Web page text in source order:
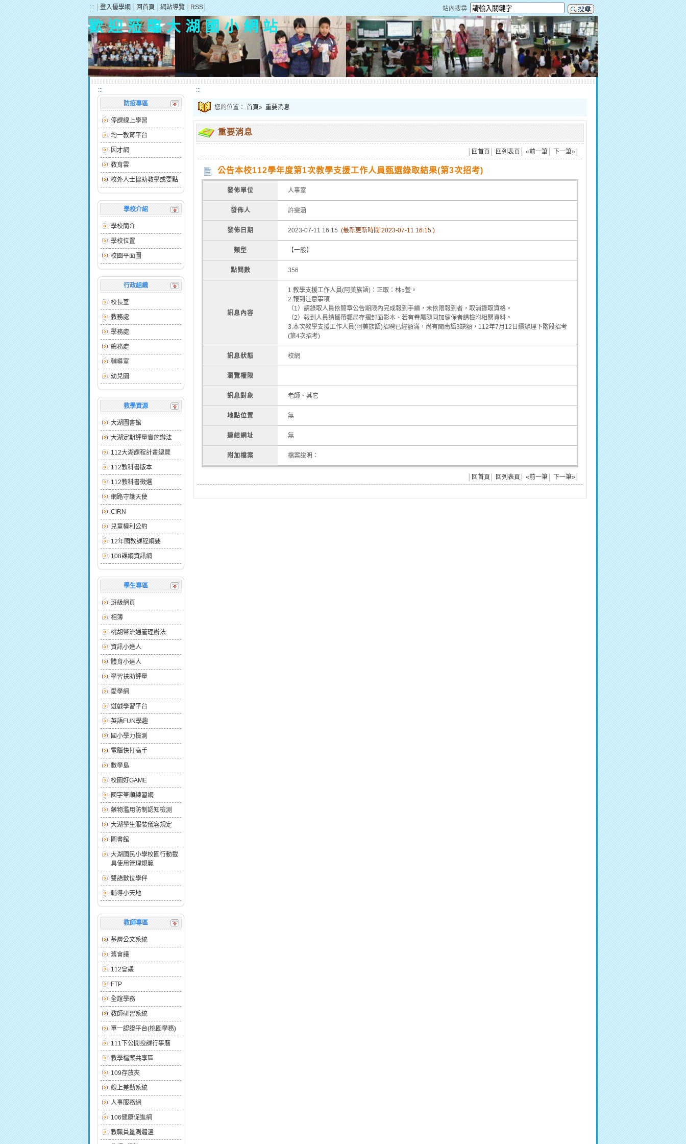
::: 登入優學網 回首頁 網站導覽 RSS 站內搜尋
歡 迎 蒞 臨 大 湖 國 小 網 站
:::
防疫專區
停課線上學習
均一教育平台
因才網
教育雲
校外人士協助教學或要點
學校介紹
學校簡介
學校位置
校園平面圖
行政組織
校長室
教務處
學務處
總務處
輔導室
幼兒園
教學資源
大湖圖書館
大湖定期評量實施辦法
112大湖課程計畫總覽
112教科書版本
112教科書徵選
網路守護天使
CIRN
兒童權利公約
12年國教課程綱要
108課綱資訊網
學生專區
班級網頁
相簿
桃胡幣流通管理辦法
資訊小達人
體育小達人
學習扶助評量
愛學網
遊戲學習平台
英語FUN學趣
國小學力檢測
電腦快打高手
數學島
校園好GAME
國字筆順練習網
藥物濫用防制認知檢測
大湖學生服裝儀容規定
圖書館
大湖國民小學校園行動載
具使用管理規範
雙語數位學伴
輔導小天地
教師專區
基層公文系統
舊會議
112會議
FTP
全誼學務
教師研習系統
單一認證平台(桃園學務)
111下公開授課行事曆
教學檔案共享區
109存放夾
線上差勤系統
人事服務網
106健康促進網
教職員量測體溫
:::
您的位置： 首頁» 重要消息
重要消息
回首頁 回列表頁 «前一筆 下一筆»
公告本校112學年度第1次教學支援工作人員甄選錄取結果(第3次招考)
發佈單位 人事室
發佈人 許雯涵
發佈日期 2023-07-11 16:15 (最新更新時間 2023-07-11 16:15 )
類型 【一般】
點閱數 356
訊息內容
1.教學支援工作人員(阿美族語)：正取：林○萱。
2.報到注意事項
（1）請錄取人員依簡章公告期限內完成報到手續，未依限報到者，取消錄取資格。
（2）報到人員請攜帶郵局存摺封面影本、若有眷屬隨同加健保者請檢附相關資料。
3.本次教學支援工作人員(阿美族語)招聘已經額滿，尚有閩南語3缺額，112年7月12日續辦理下階段招考
(第4次招考)
訊息狀態 校網
瀏覽權限
訊息對象 老師、其它
地點位置 無
連結網址 無
附加檔案 檔案說明：
回首頁 回列表頁 «前一筆 下一筆»